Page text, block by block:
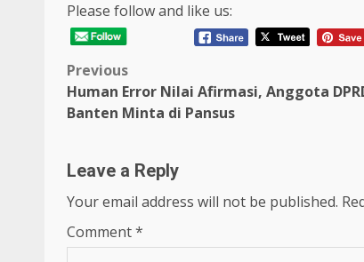
Please follow and like us:
Post
navigation
Previous
Human Error Nilai Afirmasi, Anggota
Banten Minta di Pansus
Leave a Reply
Your email address will not be published.
Comment*